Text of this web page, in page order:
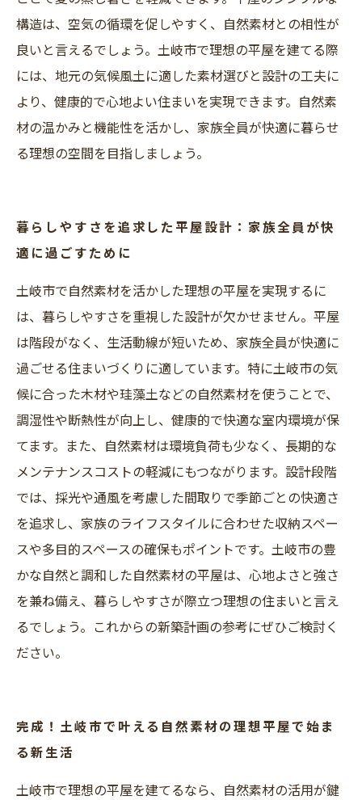
構造は、空気の循環を促しやすく、自然素材との相性が
良いと言えるでしょう。土岐市で理想の平屋を建てる際
には、地元の気候風土に適した素材選びと設計の工夫に
より、健康的で心地よい住まいを実現できます。自然素
材の温かみと機能性を活かし、家族全員が快適に暮らせ
る理想の空間を目指しましょう。
暮らしやすさを追求した平屋設計：家族全員が快
適に過ごすために
土岐市で自然素材を活かした理想の平屋を実現するに
は、暮らしやすさを重視した設計が欠かせません。平屋
は階段がなく、生活動線が短いため、家族全員が快適に
過ごせる住まいづくりに適しています。特に土岐市の気
候に合った木材や珪藻土などの自然素材を使うことで、
調湿性や断熱性が向上し、健康的で快適な室内環境が保
てます。また、自然素材は環境負荷も少なく、長期的な
メンテナンスコストの軽減にもつながります。設計段階
では、採光や通風を考慮した間取りで季節ごとの快適さ
を追求し、家族のライフスタイルに合わせた収納スペー
スや多目的スペースの確保もポイントです。土岐市の豊
かな自然と調和した自然素材の平屋は、心地よさと強さ
を兼ね備え、暮らしやすさが際立つ理想の住まいと言え
るでしょう。これからの新築計画の参考にぜひご検討く
ださい。
完成！土岐市で叶える自然素材の理想平屋で始ま
る新生活
土岐市で理想の平屋を建てるなら、自然素材の活用が鍵